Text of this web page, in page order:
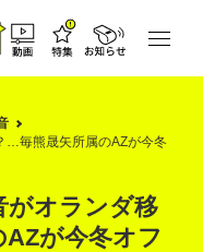
…毎熊晟矢所属のAZが今冬
がオランダ移
が今冬オフ